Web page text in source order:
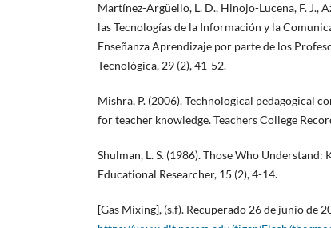
Martínez-Argüello, L. D., Hinojo-Lucena, F. J.,
las Tecnologías de la Información y la
Enseñanza Aprendizaje por parte de los
Tecnológica, 29 (2), 41-52.
Mishra, P. (2006). Technological pedagogical
for teacher knowledge. Teachers College
Shulman, L. S. (1986). Those Who
Educational Researcher, 15 (2), 4-14.
[Gas Mixing], (s.f). Recuperado 26 de junio de